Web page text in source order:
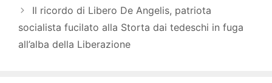
Il ricordo di Libero De Angelis, patriota
socialista fucilato alla Storta dai tedeschi in fuga
all’alba della Liberazione